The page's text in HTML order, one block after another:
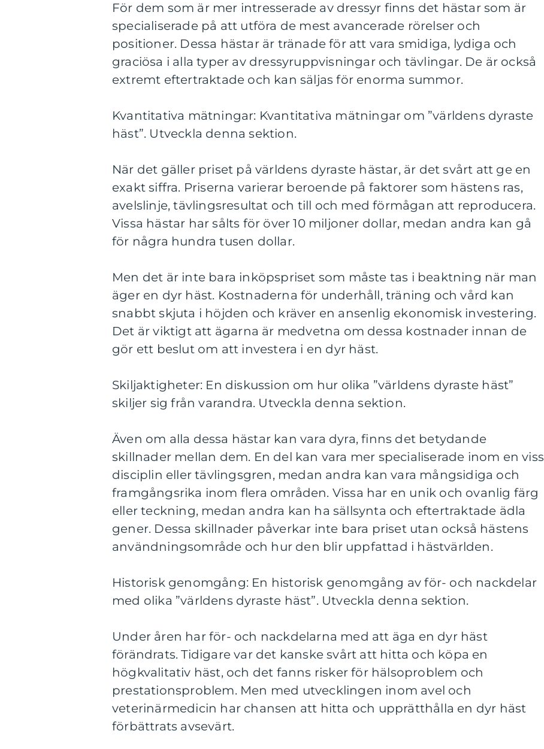
För dem som är mer intresserade av dressyr finns det hästar som är
specialiserade på att utföra de mest avancerade rörelser och
positioner. Dessa hästar är tränade för att vara smidiga, lydiga och
graciösa i alla typer av dressyruppvisningar och tävlingar. De är också
extremt eftertraktade och kan säljas för enorma summor.
Kvantitativa mätningar: Kvantitativa mätningar om ”världens dyraste
häst”. Utveckla denna sektion.
När det gäller priset på världens dyraste hästar, är det svårt att ge en
exakt siffra. Priserna varierar beroende på faktorer som hästens ras,
avelslinje, tävlingsresultat och till och med förmågan att reproducera.
Vissa hästar har sålts för över 10 miljoner dollar, medan andra kan gå
för några hundra tusen dollar.
Men det är inte bara inköpspriset som måste tas i beaktning när man
äger en dyr häst. Kostnaderna för underhåll, träning och vård kan
snabbt skjuta i höjden och kräver en ansenlig ekonomisk investering.
Det är viktigt att ägarna är medvetna om dessa kostnader innan de
gör ett beslut om att investera i en dyr häst.
Skiljaktigheter: En diskussion om hur olika ”världens dyraste häst”
skiljer sig från varandra. Utveckla denna sektion.
Även om alla dessa hästar kan vara dyra, finns det betydande
skillnader mellan dem. En del kan vara mer specialiserade inom en viss
disciplin eller tävlingsgren, medan andra kan vara mångsidiga och
framgångsrika inom flera områden. Vissa har en unik och ovanlig färg
eller teckning, medan andra kan ha sällsynta och eftertraktade ädla
gener. Dessa skillnader påverkar inte bara priset utan också hästens
användningsområde och hur den blir uppfattad i hästvärlden.
Historisk genomgång: En historisk genomgång av för- och nackdelar
med olika ”världens dyraste häst”. Utveckla denna sektion.
Under åren har för- och nackdelarna med att äga en dyr häst
förändrats. Tidigare var det kanske svårt att hitta och köpa en
högkvalitativ häst, och det fanns risker för hälsoproblem och
prestationsproblem. Men med utvecklingen inom avel och
veterinärmedicin har chansen att hitta och upprätthålla en dyr häst
förbättrats avsevärt.